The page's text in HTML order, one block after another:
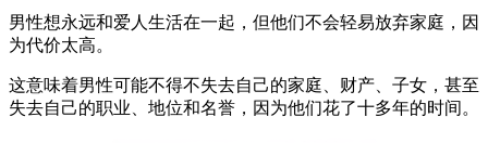
男性想永远和爱人生活在一起，但他们不会轻易放弃家庭，因
为代价太高。
这意味着男性可能不得不失去自己的家庭、财产、子女，甚至
失去自己的职业、地位和名誉，因为他们花了十多年的时间。